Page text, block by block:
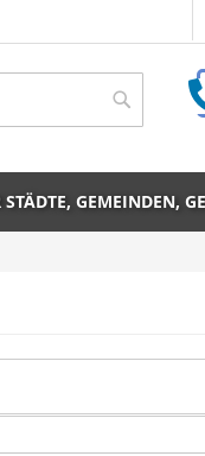
Search
GEMEINDEN,